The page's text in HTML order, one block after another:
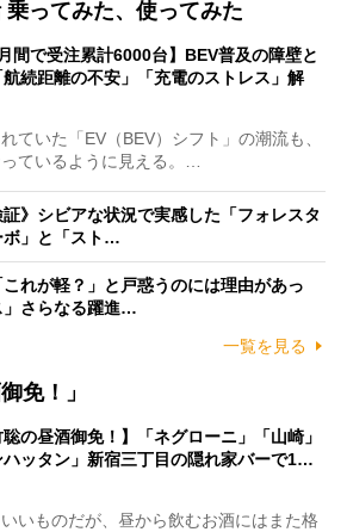
ってみた、使ってみた
月間で受注累計6000台】BEV普及の障壁と
続距離の不安」「充電のストレス」解
ていた「EV（BEV）シフト」の潮流も、
ているように見える。…
証》シビアな状況で実感した「フォレスタ
」と「スト…
れが軽？」と戸惑うのには理由があっ
さらなる躍進…
一覧を見る
免！」
聡の昼酒御免！】「ネグローニ」「山崎」
ハッタン」新宿三丁目の隠れ家バーで1…
いものだが、昼から飲むお酒にはまた格